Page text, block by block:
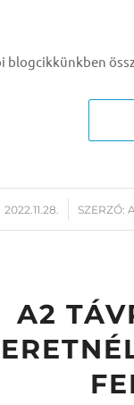
blogcikkünkben
2022.11.28.
/ SZERZŐ:
A2